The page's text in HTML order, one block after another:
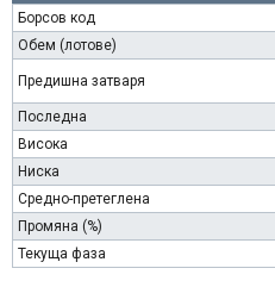
Борсов код
Обем (лотове)
Предишна затваря
Последна
Висока
Ниска
Средно-претеглена
Промяна (%)
Текуща фаза